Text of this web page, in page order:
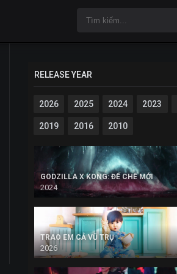
RELEASE YEAR
2026 2025 2024 2023
2019 2016 2010
GODZILLA X KONG: ĐẾ CHẾ MỚI
2024
TRAO EM CẢ VŨ TRỤ
2026